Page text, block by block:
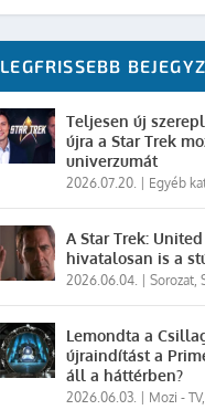
LEGFRISSEBB
Teljesen új
újra a Star Trek
univerzumát
2026.07.20. Egyéb
A Star Trek:
hivatalosan is a
2026.06.04. |Sorozat,
Lemondta a
újraindítást a
áll a háttérben?
2026.06.03. Mozi - TV